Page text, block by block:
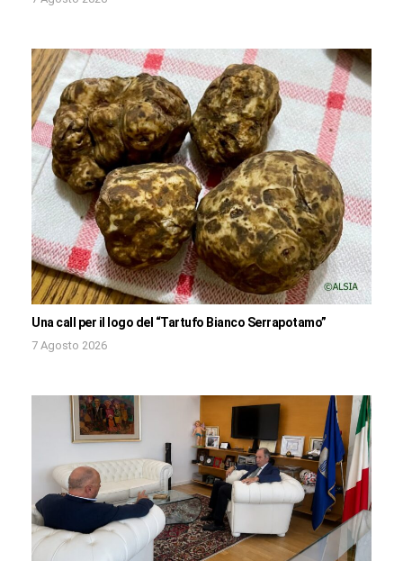
Una call per il logo del “Tartufo Bianco Serrapotamo”
7 Agosto 2026